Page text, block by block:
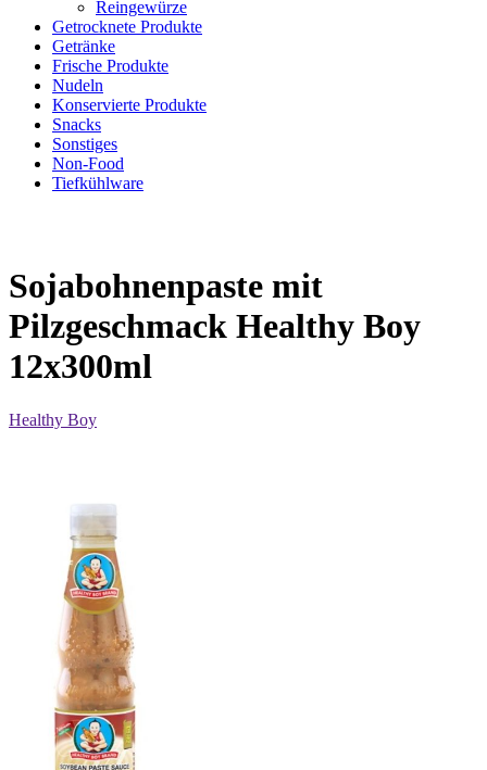
Reingewürze
Getrocknete Produkte
Getränke
Frische Produkte
Nudeln
Konservierte Produkte
Snacks
Sonstiges
Non-Food
Tiefkühlware
Sojabohnenpaste mit
Pilzgeschmack Healthy Boy
12x300ml
Healthy Boy